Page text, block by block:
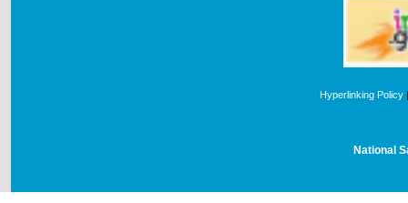
Hyperlinking Policy
National